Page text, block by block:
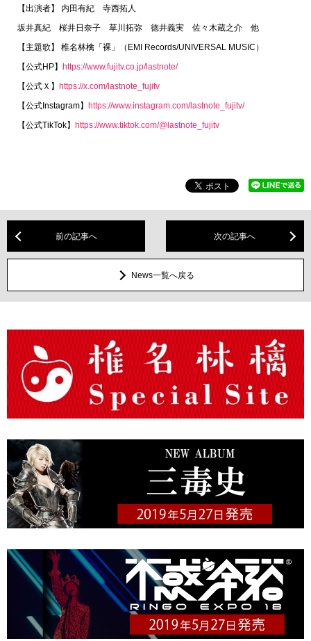
【出演者】 内田有紀 寺西拓人
坂井真紀 桜井日奈子 草川拓弥 徳井義実 佐々木蔵之介 他
【主題歌】 椎名林檎「裸」（EMI Records/UNIVERSAL MUSIC）
【公式HP】 https://www.fujitv.co.jp/lastnote/
【公式Ｘ】 https://x.com/lastnote_fujitv
【公式Instagram】 https://www.instagram.com/lastnote_fujitv/
【公式TikTok】 https://www.tiktok.com/@lastnote_fujitv
前の記事へ 次の記事へ
News一覧へ戻る